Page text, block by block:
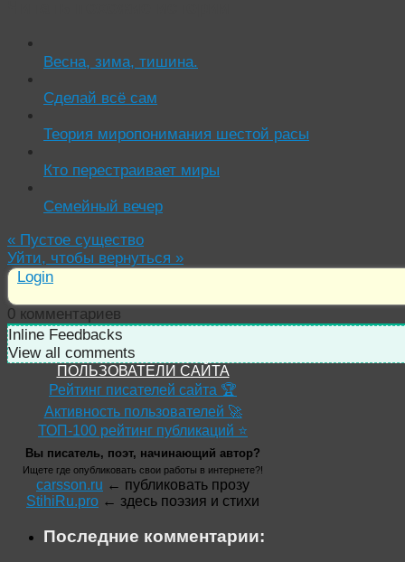
Весна, зима, тишина.
Сделай всё сам
Теория миропонимания шестой расы
Кто перестраивает миры
Семейный вечер
« Пустое существо
Уйти, чтобы вернуться »
Login
0 комментариев
Inline Feedbacks
View all comments
ПОЛЬЗОВАТЕЛИ САЙТА
Рейтинг писателей сайта 🏆
Активность пользователей 🚀
ТОП-100 рейтинг публикаций ⭐
Вы писатель, поэт, начинающий автор?
Ищете где опубликовать свои работы в интернете?!
carsson.ru ← публиковать прозу
StihiRu.pro ← здесь поэзия и стихи
Последние комментарии: